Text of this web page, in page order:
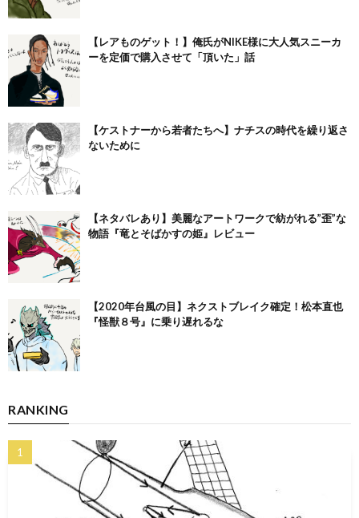
【レアものゲット！】俺氏がNIKE様に大人気スニーカ
ーを定価で購入させて「頂いた」話
【ケストナーから若者たちへ】ナチスの時代を繰り返さ
ないために
【ネタバレあり】美麗なアートワークで紡がれる”歪”な
物語『竜とそばかすの姫』レビュー
【2020年台風の目】ネクストブレイク確定！松本直也
『怪獣８号』に乗り遅れるな
RANKING